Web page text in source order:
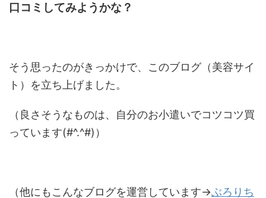
口コミしてみようかな？
そう思ったのがきっかけで、このブログ（美容サイ
ト）を立ち上げました。
（良さそうなものは、自分のお小遣いでコツコツ買
っています(#^.^#)）
（他にもこんなブログを運営しています→ぶろりち